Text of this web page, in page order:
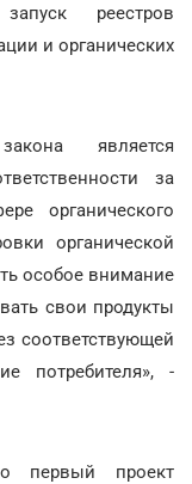
реестров
и органических
является
за
органического
органической
особое внимание
свои продукты
соответствующей
потребителя», -
первый проект